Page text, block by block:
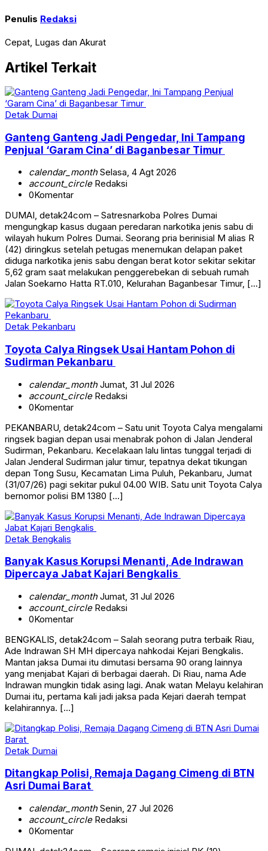
Penulis Redaksi
Cepat, Lugas dan Akurat
Artikel Terkait
Detak Dumai
Ganteng Ganteng Jadi Pengedar, Ini Tampang
Penjual ‘Garam Cina’ di Baganbesar Timur
calendar_monthSelasa, 4 Agt 2026
account_circleRedaksi
0Komentar
DUMAI, detak24com – Satresnarkoba Polres Dumai
mengungkap kasus dugaan peredaran narkotika jenis sabu di
wilayah hukum Polres Dumai. Seorang pria berinisial M alias R
(42) diringkus setelah petugas menemukan delapan paket
diduga narkotika jenis sabu dengan berat kotor sekitar sekitar
5,62 gram saat melakukan penggerebekan di sebuah rumah
Jalan Soekarno Hatta RT.010, Kelurahan Baganbesar Timur, […]
Detak Pekanbaru
Toyota Calya Ringsek Usai Hantam Pohon di
Sudirman Pekanbaru
calendar_monthJumat, 31 Jul 2026
account_circleRedaksi
0Komentar
PEKANBARU, detak24com – Satu unit Toyota Calya mengalami
ringsek bagian depan usai menabrak pohon di Jalan Jenderal
Sudirman, Pekanbaru. Kecelakaan lalu lintas tunggal terjadi di
Jalan Jenderal Sudirman jalur timur, tepatnya dekat tikungan
depan Tong Susu, Kecamatan Lima Puluh, Pekanbaru, Jumat
(31/07/26) pagi sekitar pukul 04.00 WIB. Satu unit Toyota Calya
bernomor polisi BM 1380 […]
Detak Bengkalis
Banyak Kasus Korupsi Menanti, Ade Indrawan
Dipercaya Jabat Kajari Bengkalis
calendar_monthJumat, 31 Jul 2026
account_circleRedaksi
0Komentar
BENGKALIS, detak24com – Salah seorang putra terbaik Riau,
Ade Indrawan SH MH dipercaya nahkodai Kejari Bengkalis.
Mantan jaksa Dumai itu dimutasi bersama 90 orang lainnya
yang menjabat Kajari di berbagai daerah. Di Riau, nama Ade
Indrawan mungkin tidak asing lagi. Anak watan Melayu kelahiran
Dumai itu, pertama kali jadi jaksa pada Kejari daerah tempat
kelahirannya. […]
Detak Dumai
Ditangkap Polisi, Remaja Dagang Cimeng di BTN
Asri Dumai Barat
calendar_monthSenin, 27 Jul 2026
account_circleRedaksi
0Komentar